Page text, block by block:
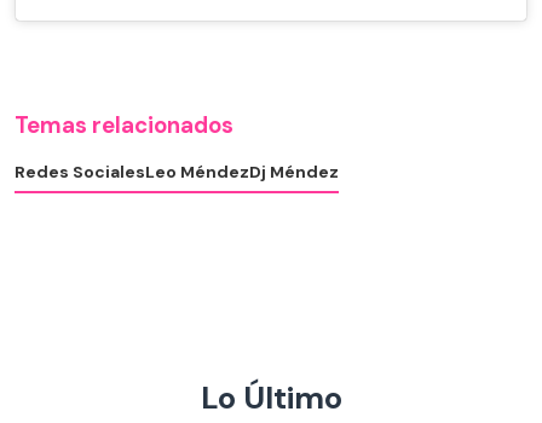
Temas relacionados
Redes SocialesLeo MéndezDj Méndez
Lo Último